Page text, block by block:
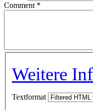
Comment *
Weitere
Textformat